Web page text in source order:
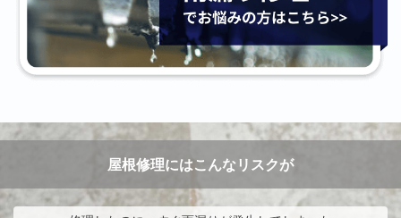
屋根修理にはこんなリスクが